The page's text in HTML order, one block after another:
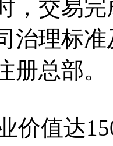
，交易
治理标
册总部。
价值达